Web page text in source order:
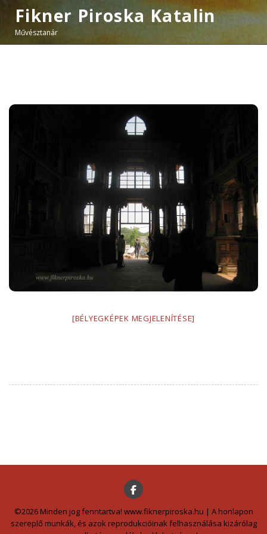
Fikner Piroska Katalin
Művésztanár
[BÉLYEGKÉPEK MEGJELENÍTÉSE]
©2026 Minden jog fenntartva! www.fiknerpiroska.hu | A honlapon
szereplő munkák, és azok reprodukcióinak felhasználása kizárólag